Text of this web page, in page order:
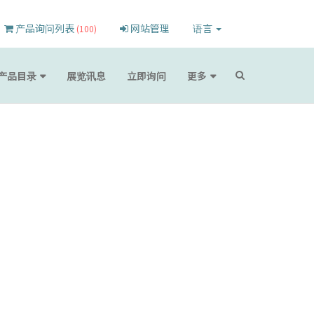
产品询问列表 (100) 网站管理 语言
品目录 展览讯息 立即询问 更多